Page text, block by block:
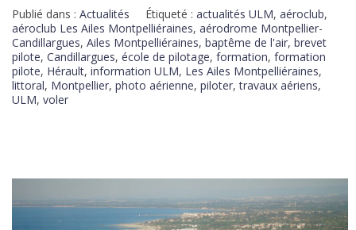
Publié dans : Actualités Étiqueté : actualités ULM, aéroclub,
aéroclub Les Ailes Montpelliéraines, aérodrome Montpellier-
Candillargues, Ailes Montpelliéraines, baptême de l'air, brevet
pilote, Candillargues, école de pilotage, formation, formation
pilote, Hérault, information ULM, Les Ailes Montpelliéraines,
littoral, Montpellier, photo aérienne, piloter,travaux aériens,
ULM, voler